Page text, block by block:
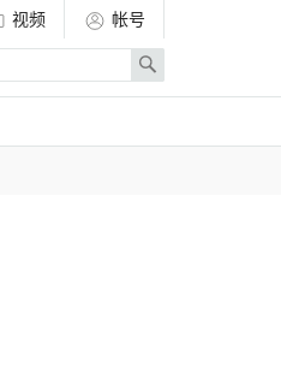
视频
帐号
Search